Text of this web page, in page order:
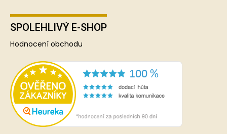
SPOLEHLIVÝ E-SHOP
Hodnocení obchodu